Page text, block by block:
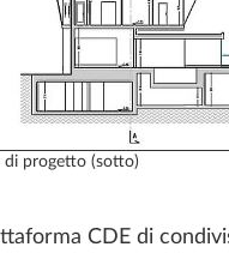
di progetto (sotto)
CDE di